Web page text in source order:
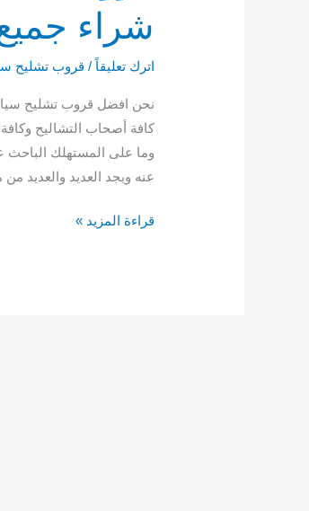
شراء جميع
اترك تعليقاً / قروب تشليح
نحن افضل قروب تشليح
كافة أصحاب التشاليح
وما على المستهلك الباحث
عنه ويجد العديد والعديد
قراءة المزيد »